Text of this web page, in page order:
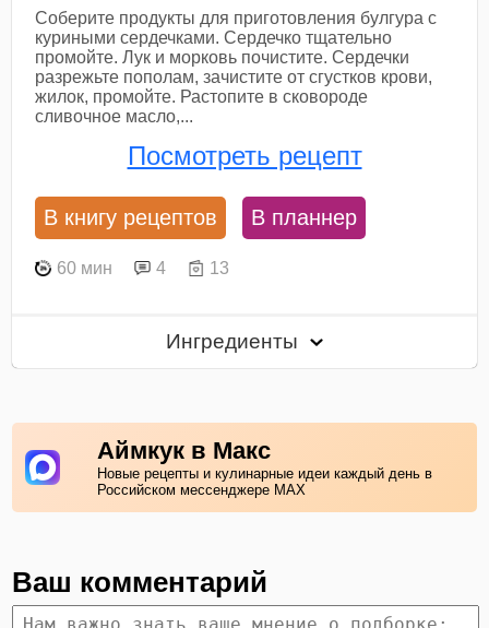
Соберите продукты для приготовления булгура с
куриными сердечками. Сердечко тщательно
промойте. Лук и морковь почистите. Сердечки
разрежьте пополам, зачистите от сгустков крови,
жилок, промойте. Растопите в сковороде
сливочное масло,...
Посмотреть рецепт
В книгу рецептов В планнер
60 мин 4 13
Ингредиенты
Аймкук в Макс
Новые рецепты и кулинарные идеи каждый день в
Российском мессенджере MAX
Ваш комментарий